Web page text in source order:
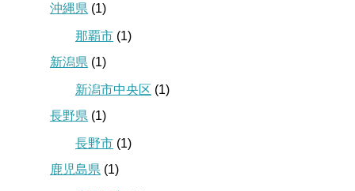
沖縄県 (1)
那覇市 (1)
新潟県 (1)
新潟市中央区 (1)
長野県 (1)
長野市 (1)
鹿児島県 (1)